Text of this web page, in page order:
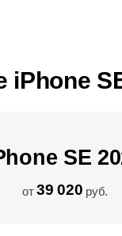
iPhone
SE
от39 020 руб.